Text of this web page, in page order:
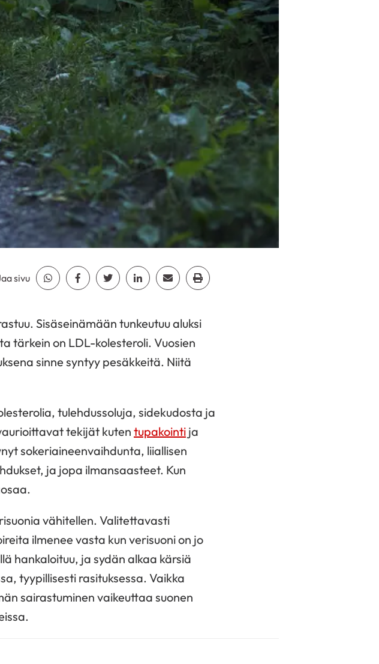
sivu Jaa Whatsapp
Jaa Facebook
Jaa TwitterJaa LinkedinJaa EmailJaa Print
Sisäseinämään tunkeutuu aluksi
tärkein on LDL-kolesteroli. Vuosien
sinne syntyy pesäkkeitä. Niitä
tulehdussoluja, sidekudosta ja
tekijät kuten tupakointi ja
sokeriaineenvaihdunta, liiallisen
ja jopa ilmansaasteet. Kun
vähitellen. Valitettavasti
ilmenee vasta kun verisuoni on jo
hankaloituu, ja sydän alkaa kärsiä
tyypillisesti rasituksessa. Vaikka
sairastuminen vaikeuttaa suonen